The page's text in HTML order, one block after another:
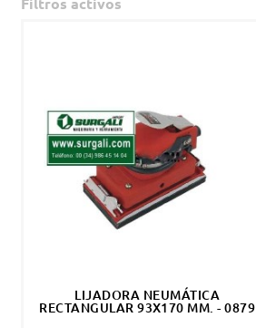
LIJADORA NEUMÁTICA
RECTANGULAR 93X170 MM. - 0879